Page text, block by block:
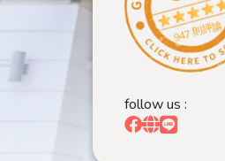
947 則評論
follow us :